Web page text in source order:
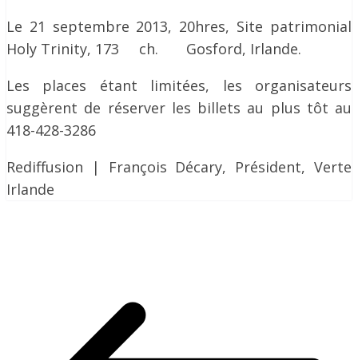
Le 21 septembre 2013, 20hres, Site patrimonial
Holy Trinity, 173 ch. Gosford, Irlande.
Les places étant limitées, les organisateurs
suggèrent de réserver les billets au plus tôt au
418-428-3286
Rediffusion | François Décary, Président, Verte
Irlande